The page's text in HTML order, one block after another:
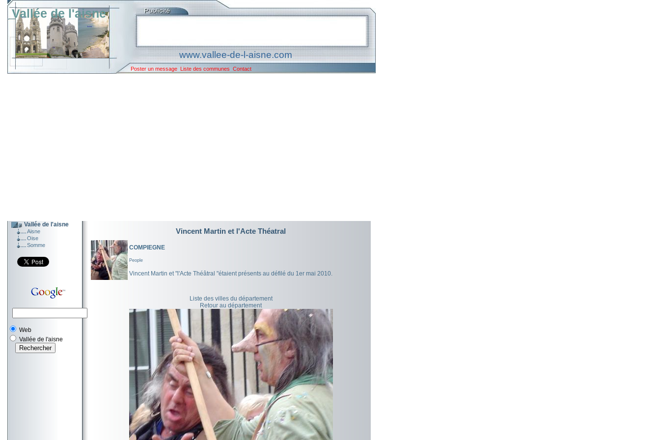
Vallée de l'aisne
www.vallee-de-l-aisne.com
Poster un message Liste des communes Contact
Vallée de l'aisne
Aisne
Oise
Somme
Web
Vallée de l'aisne
Vincent Martin et l'Acte Théatral
COMPIEGNE
People
Vincent Martin et "l'Acte Théâtral "étaient présents au défilé du 1er mai 2010.
Liste des villes du département
Retour au département